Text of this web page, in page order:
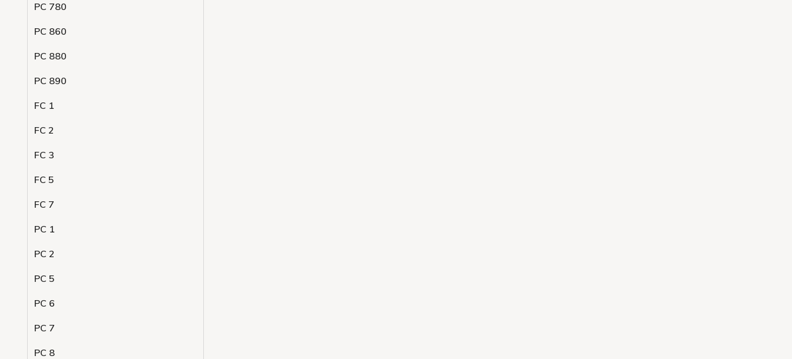
PC 780
PC 860
PC 880
PC 890
FC 1
FC 2
FC 3
FC 5
FC 7
PC 1
PC 2
PC 5
PC 6
PC 7
PC 8